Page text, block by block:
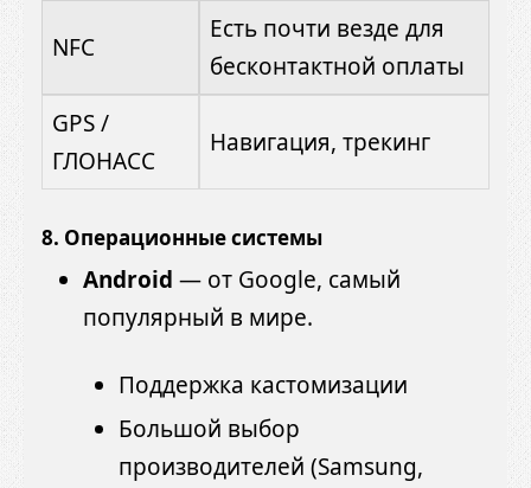
NFC
Есть почти везде для
бесконтактной оплаты
GPS /
ГЛОНАСС
Навигация, трекинг
8. Операционные системы
Android — от Google, самый
популярный в мире.
Поддержка кастомизации
Большой выбор
производителей (Samsung,